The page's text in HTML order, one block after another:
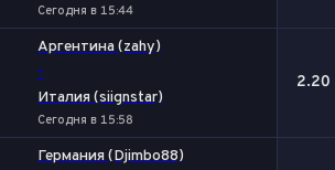
Сегодня в 15:44
Аргентина (zahy)
-
Италия (siignstar)
Сегодня в 15:58
2.20
Германия (Djimbo88)